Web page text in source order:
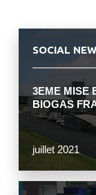
SOCIAL
3EME MISE
BIOGAS
juillet 2021